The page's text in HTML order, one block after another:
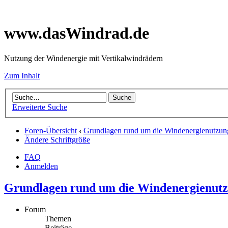
www.dasWindrad.de
Nutzung der Windenergie mit Vertikalwindrädern
Zum Inhalt
Erweiterte Suche
Foren-Übersicht ‹ Grundlagen rund um die
Ändere Schriftgröße
FAQ
Anmelden
Grundlagen rund um die
Forum
Themen